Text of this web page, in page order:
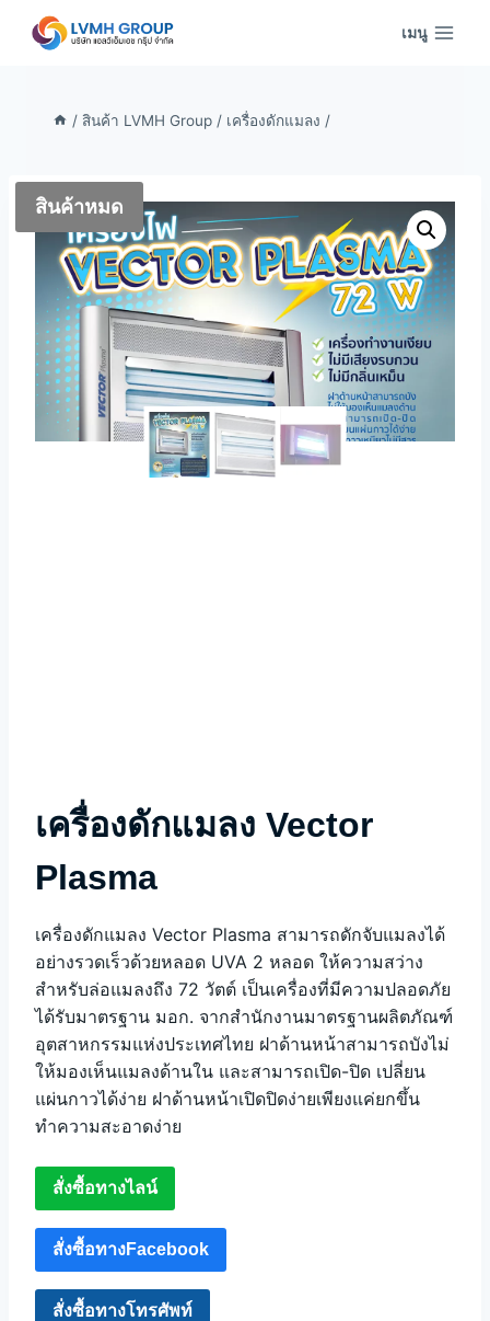
เมนู
/ สินค้า LVMH Group / เครื่องดักแมลง /
สินค้าหมด
เครื่องดักแมลง Vector
Plasma
เครื่องดักแมลง Vector Plasma สามารถดักจับแมลงได้
อย่างรวดเร็วด้วยหลอด UVA 2 หลอด ให้ความสว่าง
สำหรับล่อแมลงถึง 72 วัตต์ เป็นเครื่องที่มีความปลอดภัย
ได้รับมาตรฐาน มอก. จากสำนักงานมาตรฐานผลิตภัณฑ์
อุตสาหกรรมแห่งประเทศไทย ฝาด้านหน้าสามารถบังไม่
ให้มองเห็นแมลงด้านใน และสามารถเปิด-ปิด เปลี่ยน
แผ่นกาวได้ง่าย ฝาด้านหน้าเปิดปิดง่ายเพียงแค่ยกขึ้น
ทำความสะอาดง่าย
สั่งซื้อทางไลน์
สั่งซื้อทางFacebook
สั่งซื้อทางโทรศัพท์